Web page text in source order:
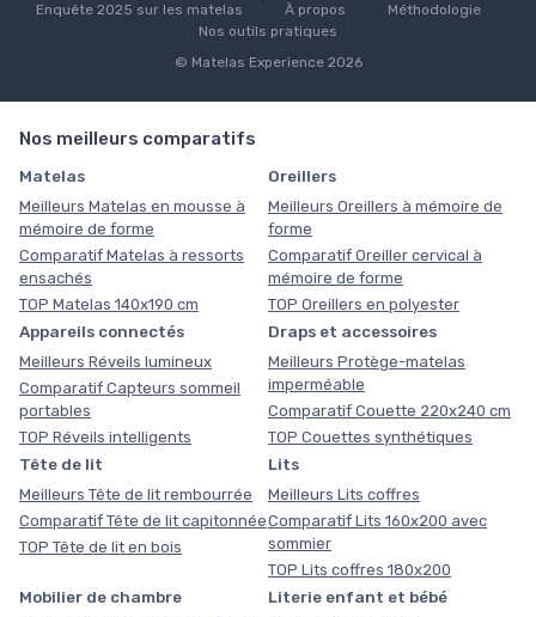
Enquête 2025 sur les matelas
À propos
Méthodologie
Nos outils pratiques
© Matelas Experience 2026
Nos meilleurs comparatifs
Matelas
Meilleurs Matelas en mousse à
mémoire de forme
Comparatif Matelas à ressorts
ensachés
TOP Matelas 140x190 cm
Oreillers
Meilleurs Oreillers à mémoire de
forme
Comparatif Oreiller cervical à
mémoire de forme
TOP Oreillers en polyester
Appareils connectés
Meilleurs Réveils lumineux
Comparatif Capteurs sommeil
portables
TOP Réveils intelligents
Draps et accessoires
Meilleurs Protège-matelas
imperméable
Comparatif Couette 220x240 cm
TOP Couettes synthétiques
Tête de lit
Meilleurs Tête de lit rembourrée
Comparatif Tête de lit capitonnée
TOP Tête de lit en bois
Lits
Meilleurs Lits coffres
Comparatif Lits 160x200 avec
sommier
TOP Lits coffres 180x200
Mobilier de chambre Literie enfant et bébé